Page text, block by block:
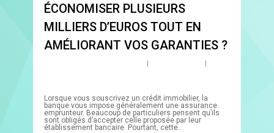
ÉCONOMISER PLUSIEURS
MILLIERS D’EUROS TOUT EN
AMÉLIORANT VOS GARANTIES ?
Lorsque vous souscrivez un crédit immobilier, la
banque vous impose généralement une assurance
emprunteur. Beaucoup de particuliers pensent qu’ils
sont obligés d’accepter celle proposée par leur
établissement bancaire. Pourtant, cette…